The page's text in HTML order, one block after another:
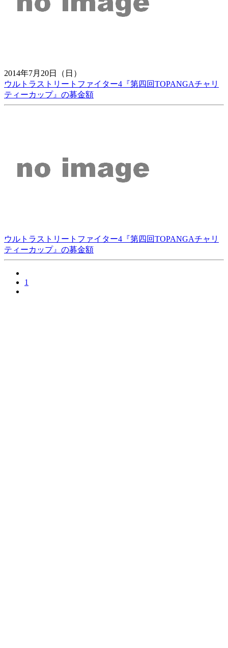
2014年7月20日（日）
ウルトラストリートファイター4『第四回TOPANGAチャリ
ティーカップ』の募金額
ウルトラストリートファイター4『第四回TOPANGAチャリ
ティーカップ』の募金額
1